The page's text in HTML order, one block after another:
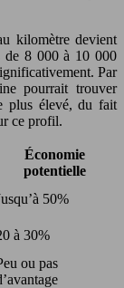
kilomètre devient
de 8 000 à 10 000
Par
pourrait trouver
plus élevé, du fait
ce profil.
Économie
potentielle
50%
à 30%
ou pas